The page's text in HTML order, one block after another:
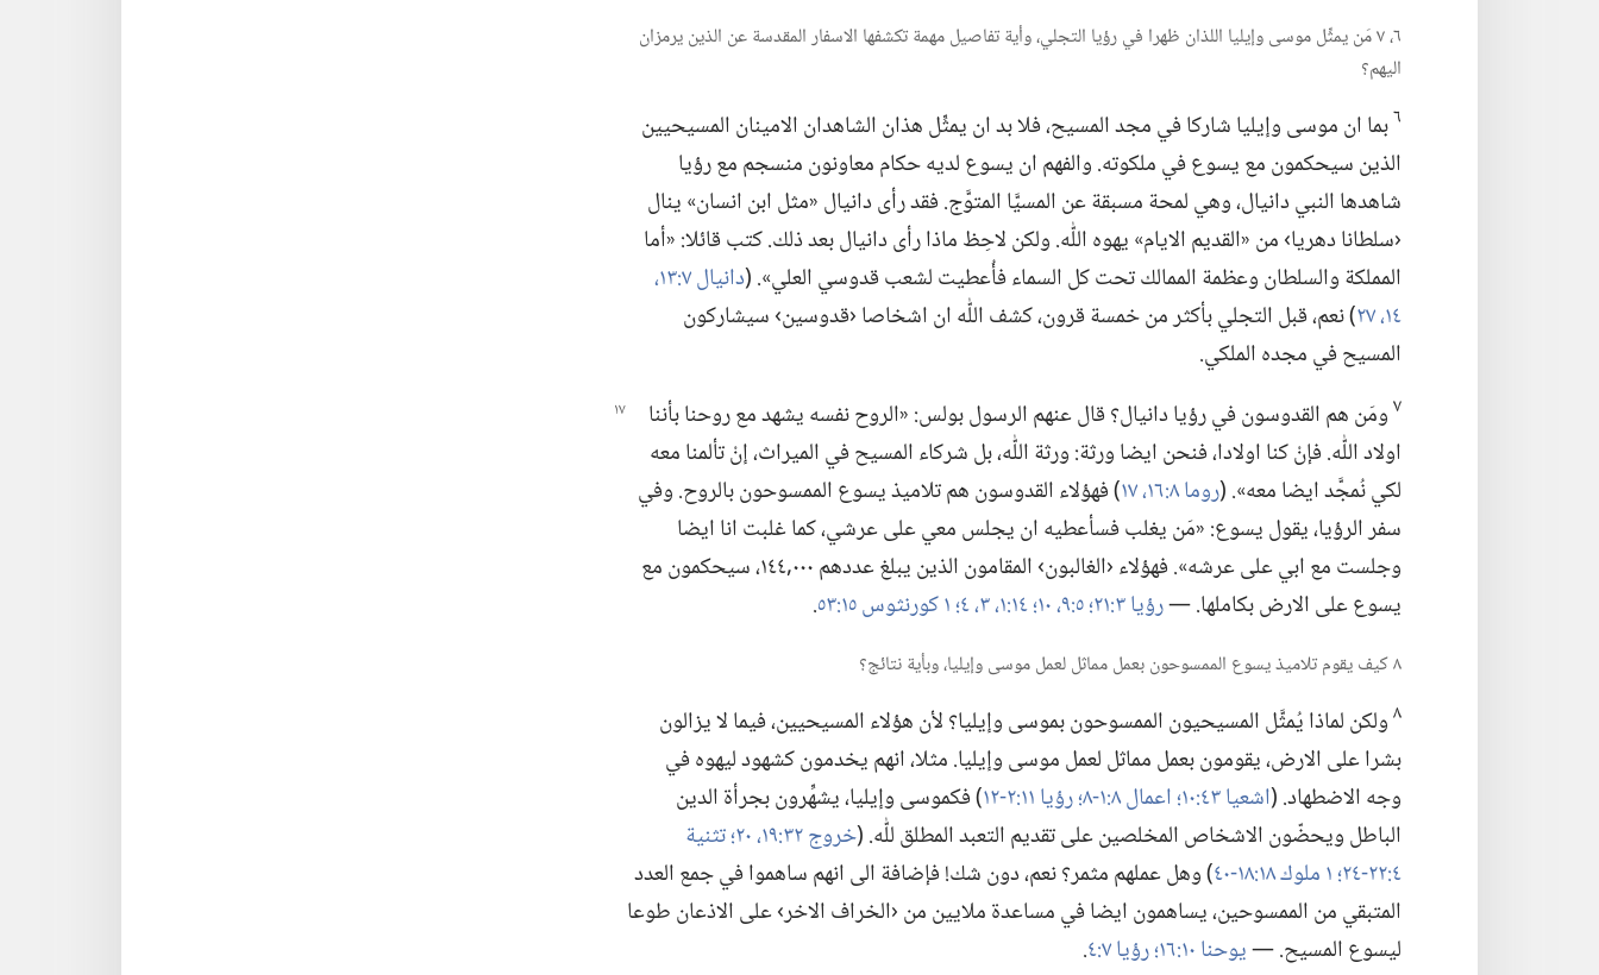
٦،‏ ٧ مَن يمثِّل موسى وإيليا اللذان ظهرا في رؤيا التجلي،‏ وأية تفاصيل مهمة تكشفها الاسفار المقدسة عن الذين يرمزان
اليهم؟‏
٦بما ان موسى وإيليا شاركا في مجد المسيح،‏ فلا بد ان يمثِّل هذان الشاهدان الامينان المسيحيين
الذين سيحكمون مع يسوع في ملكوته.‏ والفهم ان يسوع لديه حكام معاونون منسجم مع رؤيا
شاهدها النبي دانيال،‏ وهي لمحة مسبقة عن المسيَّا المتوَّج.‏ فقد رأى دانيال «مثل ابن انسان» ينال
‹سلطانا دهريا› من «القديم الايام» يهوه اللّٰه.‏ ولكن لاحِظ ماذا رأى دانيال بعد ذلك.‏ كتب قائلا:‏ «أما
المملكة والسلطان وعظمة الممالك تحت كل السماء فأُعطيت لشعب قدوسي العلي».‏ (‏
دانيال ٧:‏١٣،‏
١٤،‏
‏)‏ نعم،‏ قبل التجلي بأكثر من خمسة قرون،‏ كشف اللّٰه ان اشخاصا ‹قدوسين› سيشاركون
المسيح في مجده الملكي.‏
٧ومَن هم القدوسون في رؤيا دانيال؟‏ قال عنهمالرسول بولس:‏ «الروح نفسه يشهد مع روحنا بأننا
اولاد اللّٰه.‏ فإنْ كنا اولادا،‏ فنحن ايضا ورثة:‏ ورثة اللّٰه،‏ بل شركاء المسيح في الميراث،‏ إنْ تألمنا معه
لكي نُمجَّد ايضا معه».‏ (‏روما ٨:‏١٦،‏ ١٧
‏)‏ فهؤلاء القدوسون هم تلاميذ يسوع الممسوحون بالروح.‏ وفي
سفر الرؤيا،‏ يقول يسوع:‏ «مَن يغلب فسأعطيه ان يجلس معي على عرشي،‏ كما غلبت انا ايضا
وجلست مع ابي على عرشه».‏ فهؤلاء ‹الغالبون› المقامون الذين يبلغ عددهم ٠٠٠‏,١٤٤،‏ سيحكمون مع
يسوع على الارض بكاملها.‏ —‏رؤيا ٣:‏٢١؛‏ ‏.‏
٨ كيف يقوم تلاميذ يسوع الممسوحون بعمل مماثل لعمل موسى وإيليا،‏ وبأية نتائج؟‏
٨ولكن لماذا يُمثَّل المسيحيون الممسوحون بموسى وإيليا؟‏ لأن هؤلاء المسيحيين،‏ فيما لا يزالون
بشرا على الارض،‏ يقومون بعمل مماثل لعمل موسى وإيليا.‏ مثلا،‏ انهم يخدمون كشهود ليهوه في
وجه الاضطهاد.‏ (‏اشعيا ٤٣:‏١٠؛‏ اعمال ٨:‏١-‏٨؛‏ رؤيا ١١:‏٢-‏١٢
‏)‏ فكموسى وإيليا،‏ يشهِّرون بجرأة الدين
الباطل ويحضّون الاشخاص المخلصين على تقديم التعبد المطلق للّٰه.‏ (‏خروج ٣٢:‏١٩،‏ ٢٠؛‏
تثنية
٤:‏٢٢-‏٢٤؛‏
‏)‏ وهل عملهم مثمر؟‏ نعم،‏ دون شك!‏ فإضافة الى انهم ساهموا في جمع العدد
المتبقي من الممسوحين،‏ يساهمون ايضا في مساعدة ملايين من ‹الخراف الاخر› على الاذعان طوعا
ليسوع المسيح.‏ —‏يوحنا ١٠:‏١٦؛‏ رؤيا ٧:‏٤
‏.‏